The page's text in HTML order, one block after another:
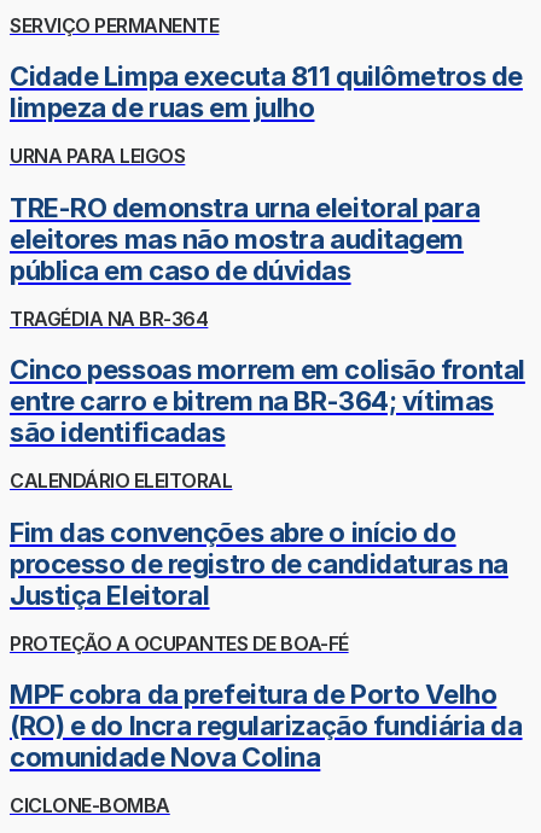
SERVIÇO PERMANENTE
Cidade Limpa executa 811 quilômetros de
limpeza de ruas em julho
URNA PARA LEIGOS
TRE-RO demonstra urna eleitoral para
eleitores mas não mostra auditagem
pública em caso de dúvidas
TRAGÉDIA NA BR-364
Cinco pessoas morrem em colisão frontal
entre carro e bitrem na BR-364; vítimas
são identificadas
CALENDÁRIO ELEITORAL
Fim das convenções abre o início do
processo de registro de candidaturas na
Justiça Eleitoral
PROTEÇÃO A OCUPANTES DE BOA-FÉ
MPF cobra da prefeitura de Porto Velho
(RO) e do Incra regularização fundiária da
comunidade Nova Colina
CICLONE-BOMBA